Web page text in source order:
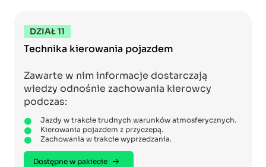
DZIAŁ 11
Technika kierowania pojazdem
Zawarte w nim informacje dostarczają
wiedzy odnośnie zachowania kierowcy
podczas:
Jazdy w trakcie trudnych warunków atmosferycznych.
Kierowania pojazdem z przyczepą.
Zachowania w trakcie wyprzedzania.
Dostępne w pakiecie